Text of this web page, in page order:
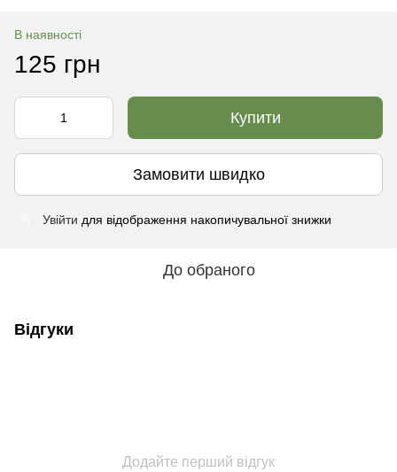
В наявності
125 грн
Купити
Замовити швидко
Увійти для відображення накопичувальної знижки
До обраного
Відгуки
Додайте перший відгук